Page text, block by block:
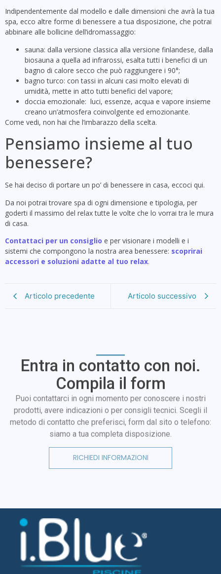
Indipendentemente dal modello e dalle dimensioni che avrà la tua
spa, ecco altre forme di benessere a tua disposizione, che potrai
abbinare alle bollicine dell’idromassaggio:
sauna: dalla versione classica alla versione finlandese, dalla
biosauna a quella ad infrarossi, esalta tutti i benefici di un
bagno di calore secco che può raggiungere i 90°;
bagno turco: con tassi in alcuni casi molto elevati di
umidità, mette in atto tutti benefici del vapore;
doccia emozionale: luci, essenze, acqua e vapore insieme
creano un’atmosfera coinvolgente ed emozionante.
Come vedi, non hai che l’imbarazzo della scelta.
Pensiamo insieme al tuo
benessere?
Se hai deciso di portare un po’ di benessere in casa, eccoci qui.
Da noi potrai trovare spa di ogni dimensione e tipologia, per
goderti il massimo del relax tutte le volte che lo vorrai tra le mura
di casa.
Contattaci per un consiglio e per visionare i modelli e i
sistemi che compongono la nostra area benessere: scoprirai
accessori e soluzioni adatte al tuo relax.
Articolo precedente Articolo successivo
Entra in contatto con noi.
Compila il form
Puoi contattarci in ogni momento per conoscere i nostri
prodotti, avere indicazioni o per consigli tecnici. Scegli il
metodo di contatto che preferisci, form dal sito o telefono:
siamo a tua completa disposizione.
RICHIEDI INFORMAZIONI